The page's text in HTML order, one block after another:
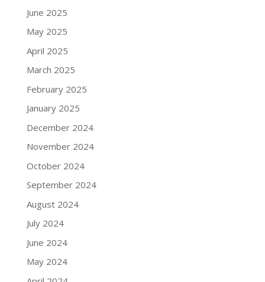
June 2025
May 2025
April 2025
March 2025
February 2025
January 2025
December 2024
November 2024
October 2024
September 2024
August 2024
July 2024
June 2024
May 2024